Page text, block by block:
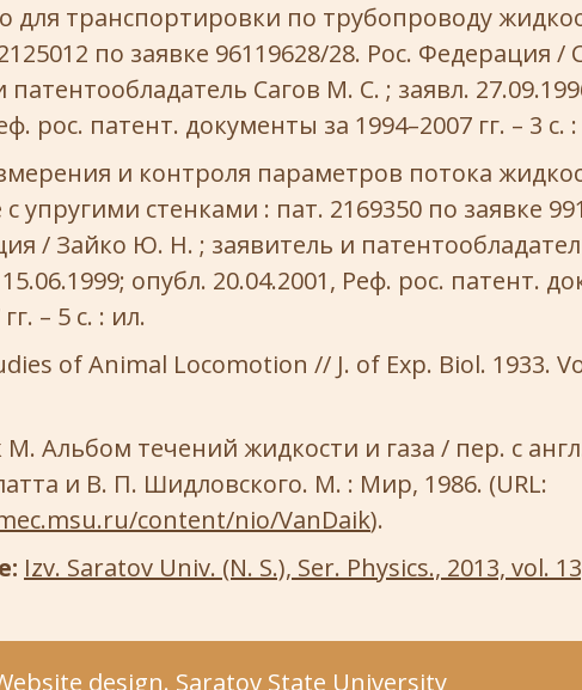
для транспортировки по трубопроводу
по заявке 96119628/28. Рос. Федерация /
патентообладатель Сагов М. С. ; заявл.
рос. патент. документы за 1994–2007 гг. – 3 с.
и контроля параметров потока
с упругими стенками : пат. 2169350 по заявке
/ Зайко Ю. Н. ; заявитель и
опубл. 20.04.2001, Реф. рос. патент.
– 5 с. : ил.
of Animal Locomotion // J. of Exp. Biol. 1933.
Альбом течений жидкости и газа / пер. с
и В. П. Шидловского. М. : Мир, 1986. (URL:
content/nio/VanDaik).
Izv. Saratov Univ. (N. S.), Ser. Physics., 2013, vol.
design. Saratov State University